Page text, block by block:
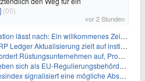
(00)
vor 2 Stunden
Ein willkommenes Zeichen für Investoren angesichts der Folgen des Öl-Schocks
Aktualisierung zielt auf institutionelle Akzeptanz ab
auf, Produktion angesichts eskalierender globaler Spannungen zu steigern
aus, um Krypto-Nutzer nach MiCA-Deadline ins Visier zu nehmen
eine mögliche Abschwächung der Inflationsdruck